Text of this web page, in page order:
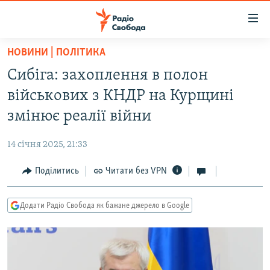
Перейти
основного
матеріалу
Перейти
до
основної
Перейти
до
пошуку
РАДІО СВОБОДА – 70 РОКІВ
СТАТТІ
ЕКОНОМІКА
СУСПІЛЬСТВО
РОСІЙСЬКА «ФІЛЬТРАЦІЯ»
ДОНБАС.РЕАЛІЇ
ТИ ЯК?
НОВИНИ | ПОЛІТИКА
Сибіга: захоплення в полон
військових з КНДР на Курщині
змінює реалії війни
14 січня 2025, 21:33
Поділитись Читати без VPN
Додати Радіо Свобода як бажане джерело в Google